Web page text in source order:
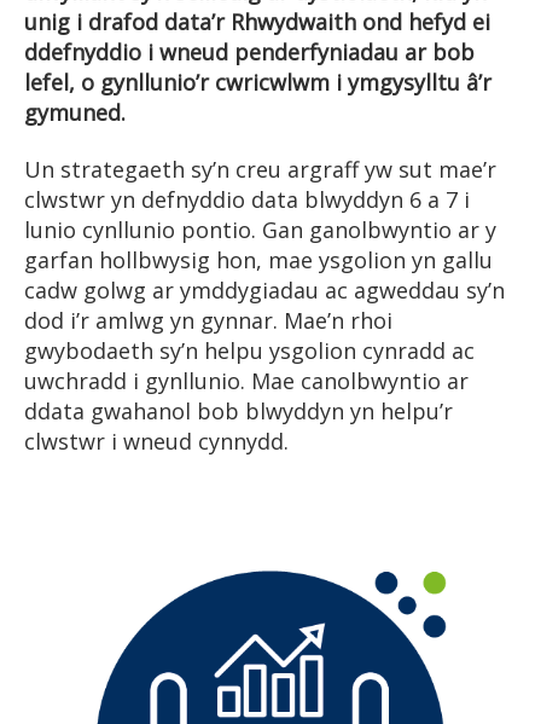
unig i drafod data’r Rhwydwaith ond hefyd ei
ddefnyddio i wneud penderfyniadau ar bob
lefel, o gynllunio’r cwricwlwm i ymgysylltu â’r
gymuned.
Un strategaeth sy’n creu argraff yw sut mae’r
clwstwr yn defnyddio data blwyddyn 6 a 7 i
lunio cynllunio pontio. Gan ganolbwyntio ar y
garfan hollbwysig hon, mae ysgolion yn gallu
cadw golwg ar ymddygiadau ac agweddau sy’n
dod i’r amlwg yn gynnar. Mae’n rhoi
gwybodaeth sy’n helpu ysgolion cynradd ac
uwchradd i gynllunio. Mae canolbwyntio ar
ddata gwahanol bob blwyddyn yn helpu’r
clwstwr i wneud cynnydd.